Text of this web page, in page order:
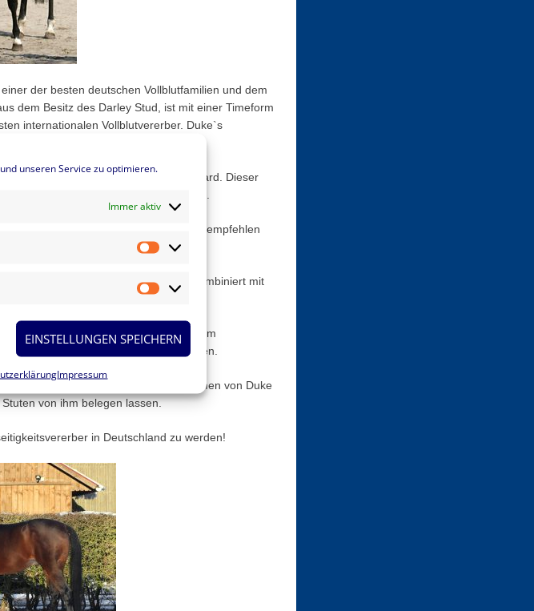
unseren Service zu optimieren.
Immer aktiv
Statistiken
Marketing
EINSTELLUNGEN SPEICHERN
Impressum
der besten deutschen Vollblutfamilien und dem
dem Besitz des Darley Stud, ist mit einer Timeform
internationalen Vollblutvererber. Duke`s
Gewinner.
leistungsgeprüften Sohn Duke of Harvard. Dieser
9,5 und einer Gesamtnote von 8,26.
junge Sportpferde für alle Disziplinen empfehlen
Grundgangarten mit, die kombiniert mit
Vererbungskraft sind.
Nachkommen des Duke in einem
Röntgenstandard entsprachen.
haben sich nicht nur mit Nachkommen von Duke
von ihm belegen lassen.
in Deutschland zu werden!